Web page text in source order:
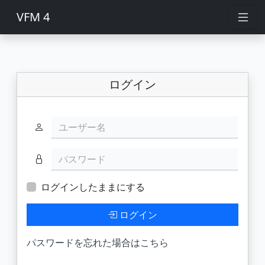
VFM 4
ログイン
ユーザー名
パスワード
ログインしたままにする
ログイン
パスワードを忘れた場合はこちら